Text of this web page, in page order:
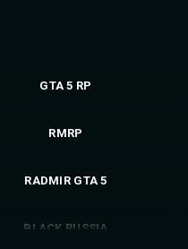
GTA 5 RP
RMRP
RADMIR GTA 5
BLACK RUSSIA